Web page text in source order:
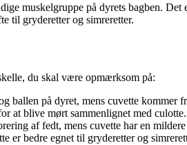
muskelgruppe på dyrets bagben.
til gryderetter og simreretter.
du skal være opmærksom på:
ballen på dyret, mens cuvette kommer
at blive mørt sammenlignet med culotte.
af fedt, mens cuvette har en mildere
er bedre egnet til gryderetter og